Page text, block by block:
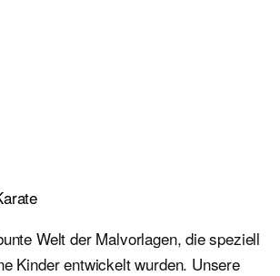
Welt der Malvorlagen, die speziell
Kinder entwickelt wurden. Unsere